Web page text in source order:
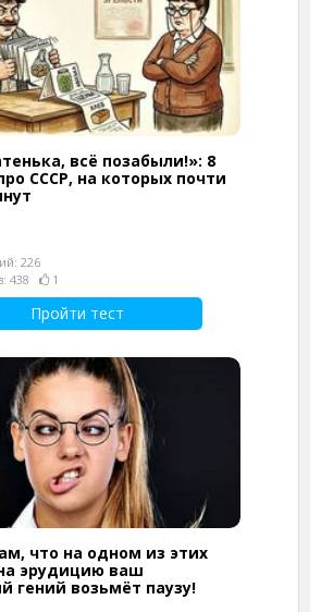
всё позабыли!»: 8
СССР, на которых почти
226
438
1
Пройти тест
что на одном из этих
эрудицию ваш
гений возьмёт паузу!